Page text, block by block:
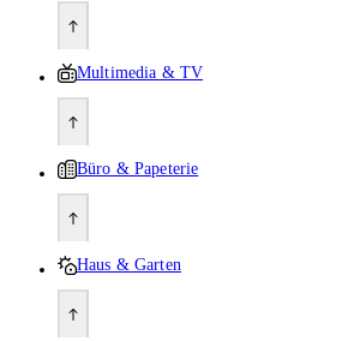
Multimedia & TV
Büro & Papeterie
Haus & Garten